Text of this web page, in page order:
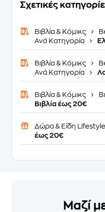
Σχετικές
Βιβλία & Κόμικς
Ανά Κατηγορία
Βιβλία & Κόμικς
Ανά Κατηγορία
Βιβλία & Κόμικς
Βιβλία έως 20€
Δώρα & Είδη Lifestyle
έως 20€
Μαζί